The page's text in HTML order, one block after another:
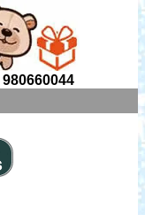
980660044